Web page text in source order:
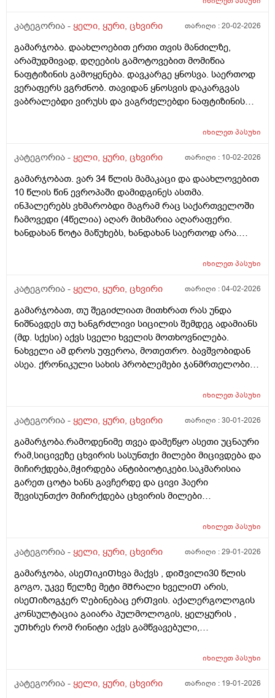
დამეᲭირა ისევ ისე კისერი და საᲦამოᲗი Თავს Ძლივს
ვდებდი Ძლივს ვატრიალდებდი და დილიᲗაც Ძლივს
ავწიე Თავიდა ეს რა ᲨუაᲨია იქნებ მიᲗხრაᲗ ან რარის
ამის მიზეზი ნევრალგია ვიᲗომ? ნუ დიკლაკიც და
ვოლტარენიც დიდხანს უნდა მესვა დაალბად მაგიტო
სულ3დᲦე ვისვიდა დავლიე და ალბად მაგიტოარ
გამიარა წესიერად Თან ისე რო კისრის Ჩაყოლებაზე
გამიარა რაგაც გამაყუᲩებელი დავლიე არმახსოვს და
ხრაᲨუნობს კისერი და ხერხემლისდასაწყისᲨი ოდნავ
ქვემოᲗ ოᲦონდ ქვერდიᲗა ადგილებᲨიც გადადის
ხოლმე ტკივილიდა კისრის Შუა ნაწილᲨინდა რო
გამივლის ყელი მტკივდება მერე ყელის ტკივილი
გამივლის კისერი მტკივდება რაᲨეიᲫლება იყოს??
ვარ26წლის ბიᲭი ყელი რამე ᲨუაᲨი არის ამასᲗან?
კატეგორია - ყელი, ყური, ცხვირი თარიღი :20-02-2026
გამარჯობა. დაახლოებით ერთი თვის მანძილზე,
არამუდმივად, დღეების გამოტოვებით მომიწია
ნაფტიზინის გამოყენება. დავკარგე ყნოსვა. საერთოდ
ვერაფერს ვგრძნობ. თავიდან ყნოსვის დაკარგვას
ვაბრალებდი ვირუსს და ვაგრძელებდი ნაფტიზინის
ისევ არ მაქვს. აუცილებელია რომ ექიმს მივმართო თუ
იხილეთპასუხი
კატეგორია - ყელი, ყური, ცხვირი თარიღი : 10-02-2026
გამარჯობათ. ვარ 34 წლის მამაკაცი და დაახლოვებით
10 წლის წინ ევროპაში დამიდგინეს ასთმა.
ინჰალერებს ვხმარობდი მაგრამ რაც საქართველოში
ჩამოვედი (4წელია) აღარ მიხმარია აღარაფერი.
ხანდახან წოტა მაწუხებს, ხანდახან საერთოდ არა.
სუნთქვის კონტროლით და სწორად წამოწოლით
ღამობით ცოტა მაწუხებს ხოლმე მაგრამ ჩავახველებ
რამდენად აუცილებელია რამის მიღება
სისტემატიურად? თუნდაც ინჰალერის? ანუ თუკი
შემიძლია ამის ატანა მკურნალობა რამდენად
აუცილებელია? ის კი ვიცი რო არ იკურნება! თქვენ რას
მირჩევთ? როგორ უნდა მოვიქცე? მადლობა წინასწარ
იხილეთპასუხი
კატეგორია - ყელი, ყური, ცხვირი თარიღი :04-02-2026
გამარჯობათ, თუ შეგიძლიათ მითხრათ რას უნდა
ნიშნავდეს თუ ხანგრძლივი სიცილის შემდეგ ადამიანს
(მდ. სქესი) აქვს სველი ხველის მოთხოვნილება.
ნახველი ამ დროს უფეროა, მოთეთრო. ბავშვობიდან
ასეა. ქრონიკული სახის პრობლემები ჯანმრთელობის
ბრონქები) აქვს უბრალოდ ტონზილები, რომლებიც
ჩირქიანი, როცა მწვავედ მიდის ვირუსი და გლანდები
როდის არის სამკურნალო_სამედიცინო მიზნით
ცხვირი საოპერაციო გამრუდებისას და კიდევ,
გლანდებზე როდისაა ამოჭრის ჩვენება? დიდი
მადლობა!
იხილეთპასუხი
კატეგორია - ყელი, ყური, ცხვირი თარიღი :30-01-2026
გამარჯობა.რამოდენიმე თვეა დამეწყო ასეთი უცნაური
რამ,სიცივეზე ცხვირის სასუნთქი მილები მიცივდება და
მიჩირქდება,მჭირდება ანტიბიოტიკები.საკმარისია
გარეთ ცოტა ხანს გავჩერდე და ცივი ჰაერი
შევისუნთქო მიჩირქდება ცხვირის მილები
სიცხე 37,3 მდე.ეს არ არის გრიპის მაგვარი
მაქვს,ზოგჯერ სისხლის ჩამონადენიც.რა შეიძლება
მოვაგვარო.გმადლობთ.
იხილეთპასუხი
კატეგორია - ყელი, ყური, ცხვირი თარიღი :29-01-2026
გამარჯობა, ასეᲗიკიᲗხვა მაქვს , დიᲨვილი30 წლის
გოგო, უკვე წელზე მეტი მᲨრალი ხველიᲗ არის,
ისეᲗიზოგჯერ Ღებინებაც ერᲗვის. აქალერგოლოგის
კონსულტაცია გაიარა პულმოლოგის, ყელყურის ,
უᲗხრეს რომ რინიტი აქვს გამწვავებული,
წავიდაᲗურქეᲗᲨი. იქაცგადაᲦებული იქნა ფილტვის
იქაცწავიდნენ ყელ ყურიას პრობლემიᲗ. 1 კვირაა
იხილეთპასუხი
კატეგორია - ყელი, ყური, ცხვირი თარიღი : 19-01-2026